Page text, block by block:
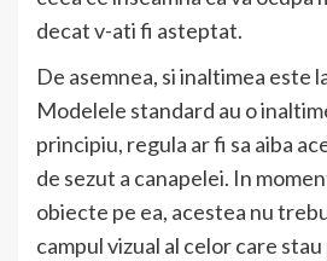
decat v-ati fi asteptat.
De asemnea, si inaltimea este
Modelele standard au o
principiu, regula ar fi sa aiba
de sezut a canapelei. In
obiecte pe ea, acestea nu
campul vizual al celor care stau